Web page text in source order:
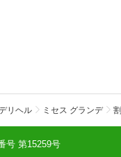
リヘル ミセス グランデ
号 第15259号